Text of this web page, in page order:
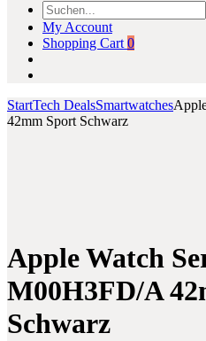
My Account
Shopping Cart 0
StartTech DealsSmartwatches
42mm Sport Schwarz
Orchid
Grey
&
Controller
PU
Leder
Inlay
Grau
Apple Watch
M00H3FD/A
Schwarz